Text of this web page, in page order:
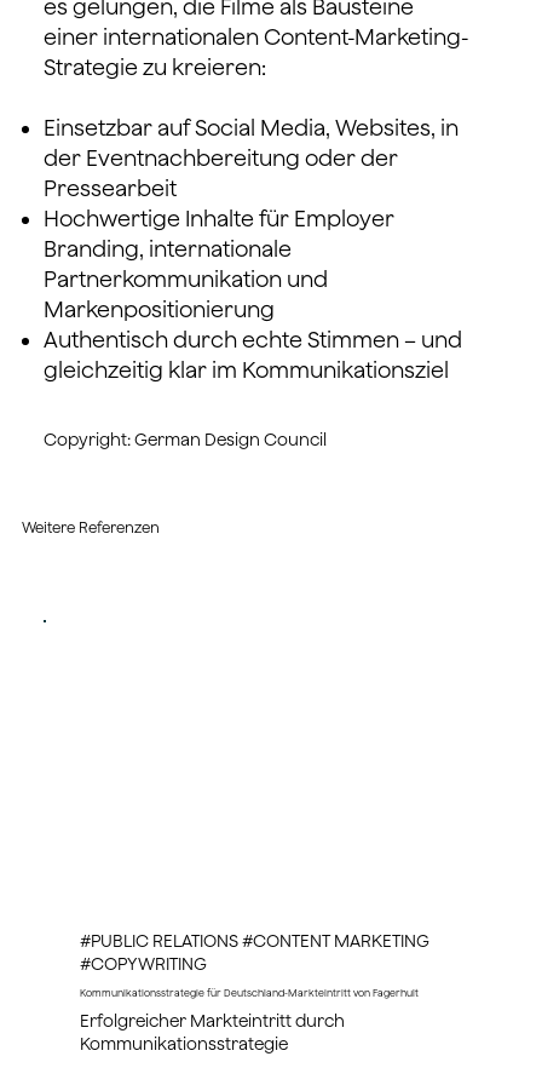
es gelungen, die Filme als Bausteine
einer internationalen Content-Marketing-
Strategie zu kreieren:
Einsetzbar auf Social Media, Websites, in
der Eventnachbereitung oder der
Pressearbeit
Hochwertige Inhalte für Employer
Branding, internationale
Partnerkommunikation und
Markenpositionierung
Authentisch durch echte Stimmen – und
gleichzeitig klar im Kommunikationsziel
Copyright: German Design Council
Weitere Referenzen
#PUBLIC RELATIONS #CONTENT MARKETING
#COPYWRITING
Erfolgreicher Markteintritt durch
Kommunikationsstrategie
Kommunikationsstrategie für Deutschland-Markteintritt von Fagerhult